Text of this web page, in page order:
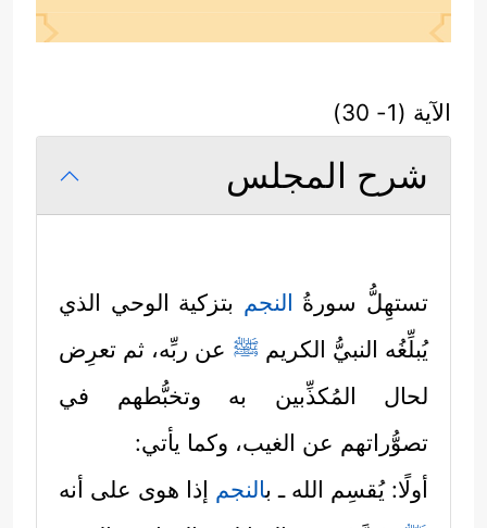
الآية (1- 30)
شرح المجلس
تستهِلُّ سورةُ النجم بتزكية الوحي الذي
يُبلِّغُه النبيُّ الكريمﷺ عن ربِّه، ثم تعرِض
لحال المُكذِّبين به وتخبُّطهم في
تصوُّراتهم عن الغيب، وكما يأتي:
أولًا: يُقسِم الله ـ بالنجم إذا هوى على أنه